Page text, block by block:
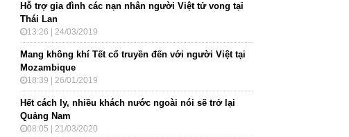
Hỗ trợ gia đình các nạn nhân người Việt tử vong tại
Thái Lan
13:26 | 24/03/2019
Mang không khí Tết cổ truyền đến với người Việt tại
Mozambique
18:39 | 26/01/2019
Hết cách ly, nhiều khách nước ngoài nói sẽ trở lại
Quảng Nam
08:05 | 21/03/2020